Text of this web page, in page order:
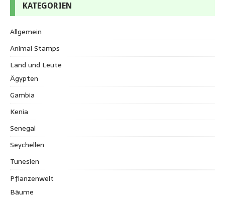
KATEGORIEN
Allgemein
Animal Stamps
Land und Leute
Ägypten
Gambia
Kenia
Senegal
Seychellen
Tunesien
Pflanzenwelt
Bäume